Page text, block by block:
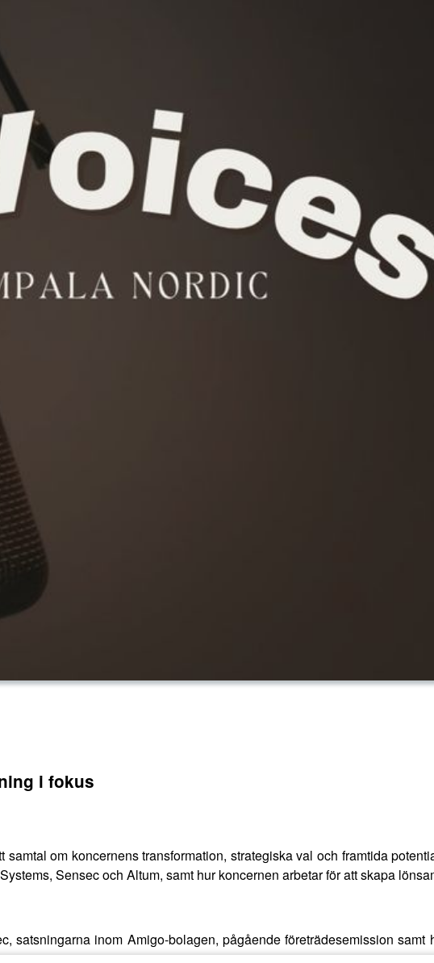
i fokus
om koncernens transformation, strategiska val och framtida
Sensec och Altum, samt hur koncernen arbetar för att skapa
satsningarna inom Amigo-bolagen, pågående företrädesemission samt